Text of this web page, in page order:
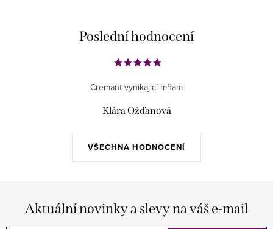
Poslední hodnocení
VŠECHNA HODNOCENÍ
Cremant vynikající mňam
Klára Ožďanová
Aktuální novinky a slevy na váš e-mail